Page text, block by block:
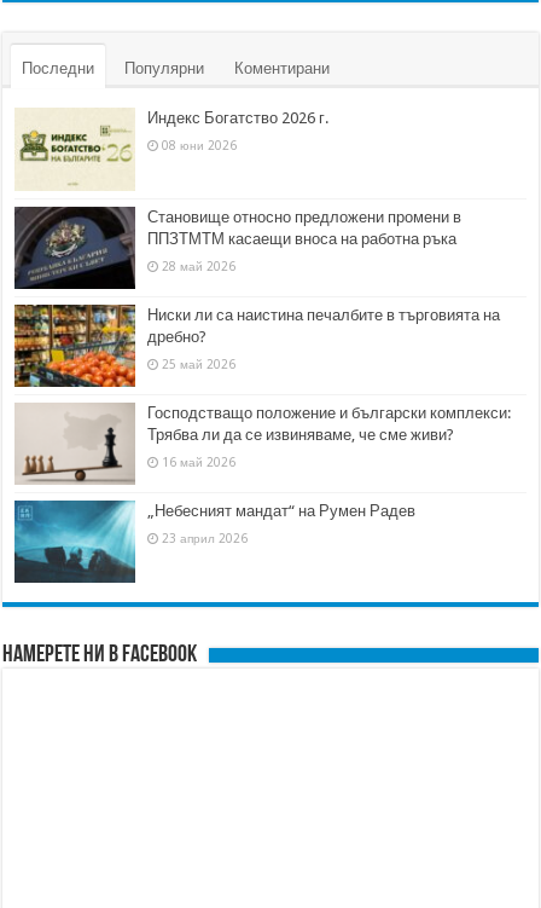
Последни Популярни Коментирани
Индекс Богатство 2026 г.
08 юни 2026
Становище относно предложени промени в
ППЗТМТМ касаещи вноса на работна ръка
28 май 2026
Ниски ли са наистина печалбите в търговията на
дребно?
25 май 2026
Господстващо положение и български комплекси:
Трябва ли да се извиняваме, че сме живи?
16 май 2026
„Небесният мандат“ на Румен Радев
23 април 2026
Намерете ни в FACEBOOK